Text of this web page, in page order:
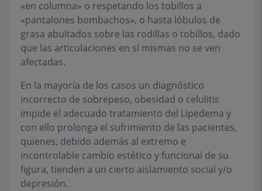
«en columna» o respetando los tobillos a
«pantalones bombachos», o hasta lóbulos de
grasa abultados sobre las rodillas o tobillos, dado
que las articulaciones en sí mismas no se ven
afectadas.
En la mayoría de los casos un diagnóstico
incorrecto de sobrepeso, obesidad o celulitis
impide el adecuado tratamiento del Lipedema y
con ello prolonga el sufrimiento de las pacientes,
quienes, debido además al extremo e
incontrolable cambio estético y funcional de su
figura, tienden a un cierto aislamiento social y/o
depresión.